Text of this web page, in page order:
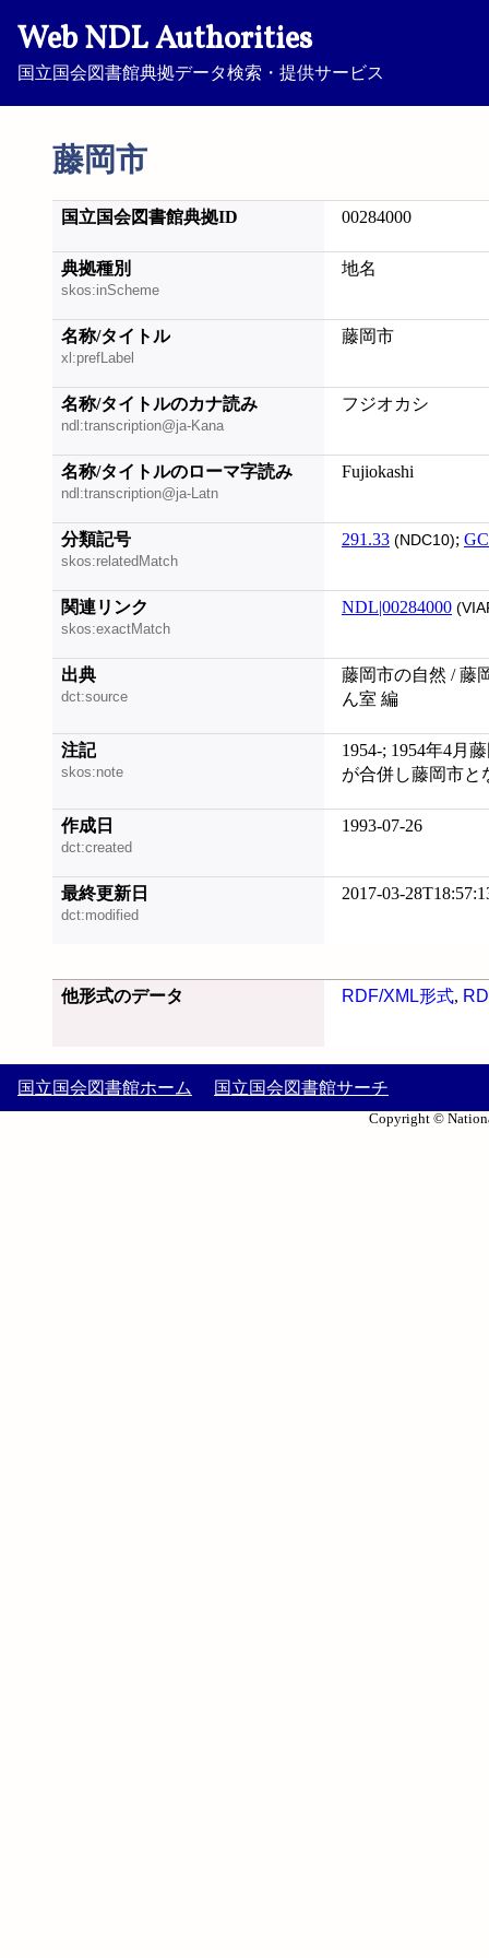
Web NDL Authorities
国立国会図書館典拠データ検索・提供サービス
藤岡市
国立国会図書館典拠ID 00284000
典拠種別
skos:inScheme
地名
名称/タイトル
xl:prefLabel
藤岡市
名称/タイトルのカナ読み
ndl:transcription@ja-Kana
フジオカシ
名称/タイトルのローマ字読み
ndl:transcription@ja-Latn
Fujiokashi
分類記号
skos:relatedMatch
291.33 (NDC10);
関連リンク
skos:exactMatch
NDL|00284000
出典
dct:source
藤岡市の自然 / 藤
ん室 編
注記
skos:note
1954-; 1954年4月
が合併し藤岡市と
作成日
dct:created
1993-07-26
最終更新日
dct:modified
2017-03-
他形式のデータ RDF/XML形式,
国立国会図書館ホーム 国立国会図書館サーチ
Copyright ©